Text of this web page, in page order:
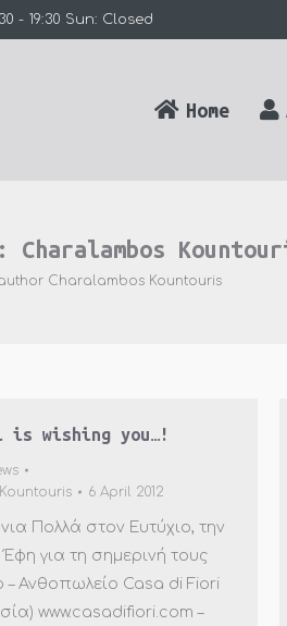
- 19:30 Sun: Closed
Home
Charalambos
Charalambos Kountouris
is wishing you…!
6 April 2012
Πολλά στον Ευτύχιο, την
Έφη για τη σημερινή τους
– Ανθοπωλείο Casa di Fiori
www.casadifiori.com –